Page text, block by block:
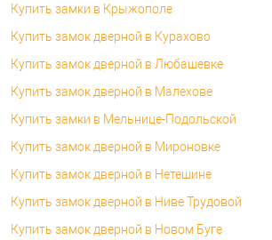
Купить замки в Крыжополе
Купить замок дверной в Курахово
Купить замок дверной в Любашевке
Купить замок дверной в Малехове
Купить замки в Мельнице-Подольской
Купить замок дверной в Мироновке
Купить замок дверной в Нетешине
Купить замок дверной в Ниве Трудовой
Купить замок дверной в Новом Буге